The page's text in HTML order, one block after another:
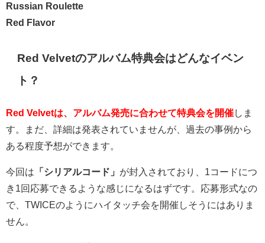
Russian Roulette
Red Flavor
Red Velvetのアルバム特典会はどんなイベン
ト？
Red Velvetは、アルバム発売に合わせて特典会を開催しま
す。まだ、詳細は発表されていませんが、過去の事例から
ある程度予想ができます。
今回は 「シリアルコード」 が封入されており、1コードにつ
き1回応募できるような感じになるはずです。応募形式なの
で、TWICEのようにハイタッチ会を開催しそうにはありま
せん。